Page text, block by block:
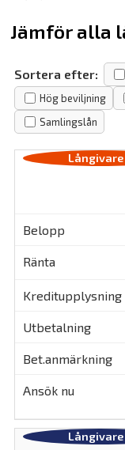
Jämför alla
Sortera efter:
Hög beviljning
Samlingslån